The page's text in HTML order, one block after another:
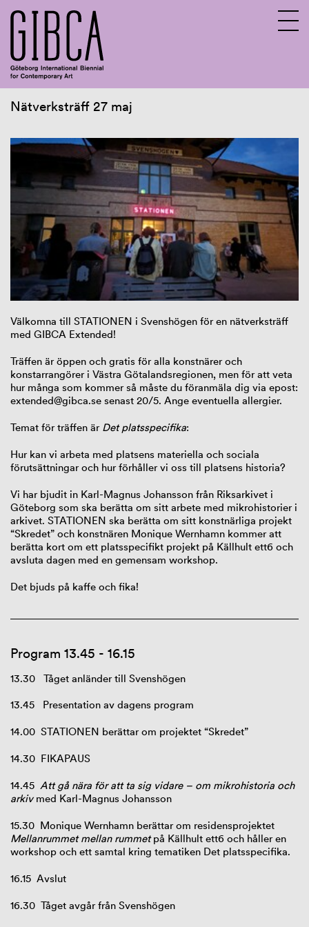
Om GIBCA Extended
Nätverksträffar
Nätverksträff 27 maj
Nätverksträff 21 augusti
Arkiv
Nätverksträff 27 maj
Välkomna till STATIONEN i Svenshögen för en nätverksträff
med GIBCA Extended!
Träffen är öppen och gratis för alla konstnärer och
konstarrangörer i Västra Götalandsregionen, men för att veta
hur många som kommer så måste du föranmäla dig via epost:
extended@gibca.se senast 20/5. Ange eventuella allergier.
Temat för träffen är Det platsspecifika:
Hur kan vi arbeta med platsens materiella och sociala
förutsättningar och hur förhåller vi oss till platsens historia?
Vi har bjudit in Karl-Magnus Johansson från Riksarkivet i
Göteborg som ska berätta om sitt arbete med mikrohistorier i
arkivet. STATIONEN ska berätta om sitt konstnärliga projekt
“Skredet” och konstnären Monique Wernhamn kommer att
berätta kort om ett platsspecifikt projekt på Källhult ett6 och
avsluta dagen med en gemensam workshop.
Det bjuds på kaffe och fika!
Program 13.45 - 16.15
13.30 Tåget anländer till Svenshögen
13.45 Presentation av dagens program
14.00 STATIONEN berättar om projektet “Skredet”
14.30 FIKAPAUS
14.45 Att gå nära för att ta sig vidare – om mikrohistoria och
arkiv med Karl-Magnus Johansson
15.30 Monique Wernhamn berättar om residensprojektet
Mellanrummet mellan rummetpå Källhult ett6 och håller en
workshop och ett samtal kring tematiken Det platsspecifika.
16.15 Avslut
16.30 Tåget avgår från Svenshögen